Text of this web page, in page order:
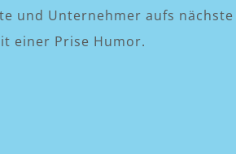
und Unternehmer aufs nächste
einer Prise Humor.